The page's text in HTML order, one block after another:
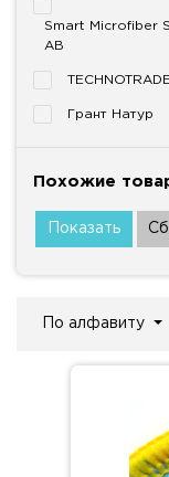
Smart Microfiber
AB
TECHNOTRADE
Грант Натур
Похожие
По алфавиту